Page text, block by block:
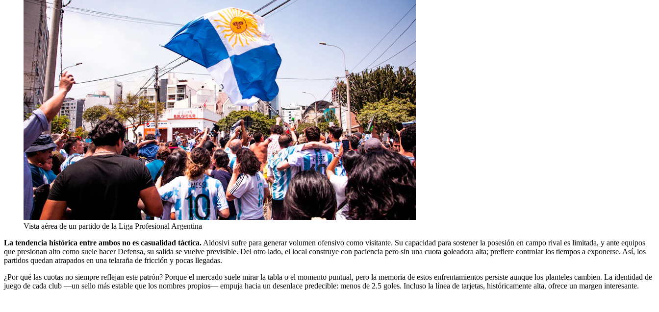
Vista aérea de un partido de la Liga Profesional Argentina
La tendencia histórica entre ambos no es casualidad táctica. Aldosivi sufre para generar volumen ofensivo como visitante. Su capacidad para sostener la posesión en campo rival es limitada, y ante equipos
que presionan alto como suele hacer Defensa, su salida se vuelve previsible. Del otro lado, el local construye con paciencia pero sin una cuota goleadora alta; prefiere controlar los tiempos a exponerse. Así, los
partidos quedan atrapados en una telaraña de fricción y pocas llegadas.
¿Por qué las cuotas no siempre reflejan este patrón? Porque el mercado suele mirar la tabla o el momento puntual, pero la memoria de estos enfrentamientos persiste aunque los planteles cambien. La identidad de
juego de cada club —un sello más estable que los nombres propios— empuja hacia un desenlace predecible: menos de 2.5 goles. Incluso la línea de tarjetas, históricamente alta, ofrece un margen interesante.